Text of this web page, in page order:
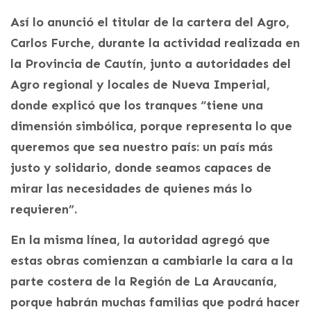
Así lo anunció el titular de la cartera del Agro,
Carlos Furche, durante la actividad realizada en
la Provincia de Cautín, junto a autoridades del
Agro regional y locales de Nueva Imperial,
donde explicó que los tranques “tiene una
dimensión simbólica, porque representa lo que
queremos que sea nuestro país: un país más
justo y solidario, donde seamos capaces de
mirar las necesidades de quienes más lo
requieren”.
En la misma línea, la autoridad agregó que
estas obras comienzan a cambiarle la cara a la
parte costera de la Región de La Araucanía,
porque habrán muchas familias que podrá hacer